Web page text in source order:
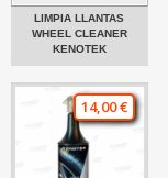
LIMPIA LLANTAS
WHEEL CLEANER
KENOTEK
14,00 €